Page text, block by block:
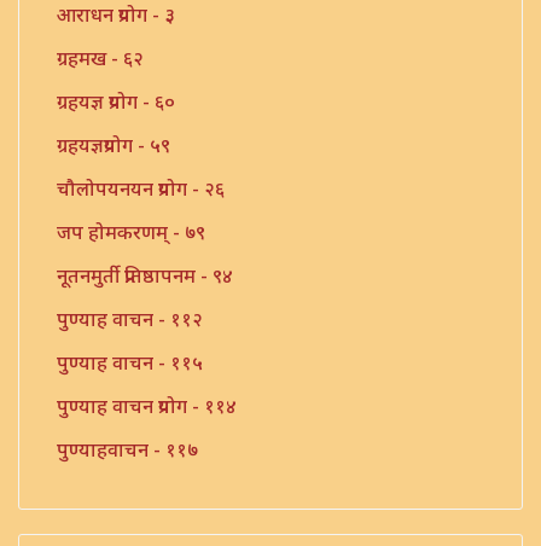
आराधन प्रयोग - ३
ग्रहमख - ६२
ग्रहयज्ञ प्रयोग - ६०
ग्रहयज्ञप्रयोग - ५९
चौलोपयनयन प्रयोग - २६
जप होमकरणम् - ७९
नूतनमुर्ती प्रतिष्ठापनम - ९४
पुण्याह वाचन - ११२
पुण्याह वाचन - ११५
पुण्याह वाचन प्रयोग - ११४
पुण्याहवाचन - ११७
पुनःसंधान प्रयोग - १०८